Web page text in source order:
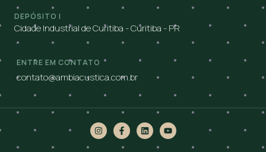
DEPÓSITO I
Cidade Industrial de Curitiba - Curitiba - PR
ENTRE EM CONTATO
contato@ambiacustica.com.br